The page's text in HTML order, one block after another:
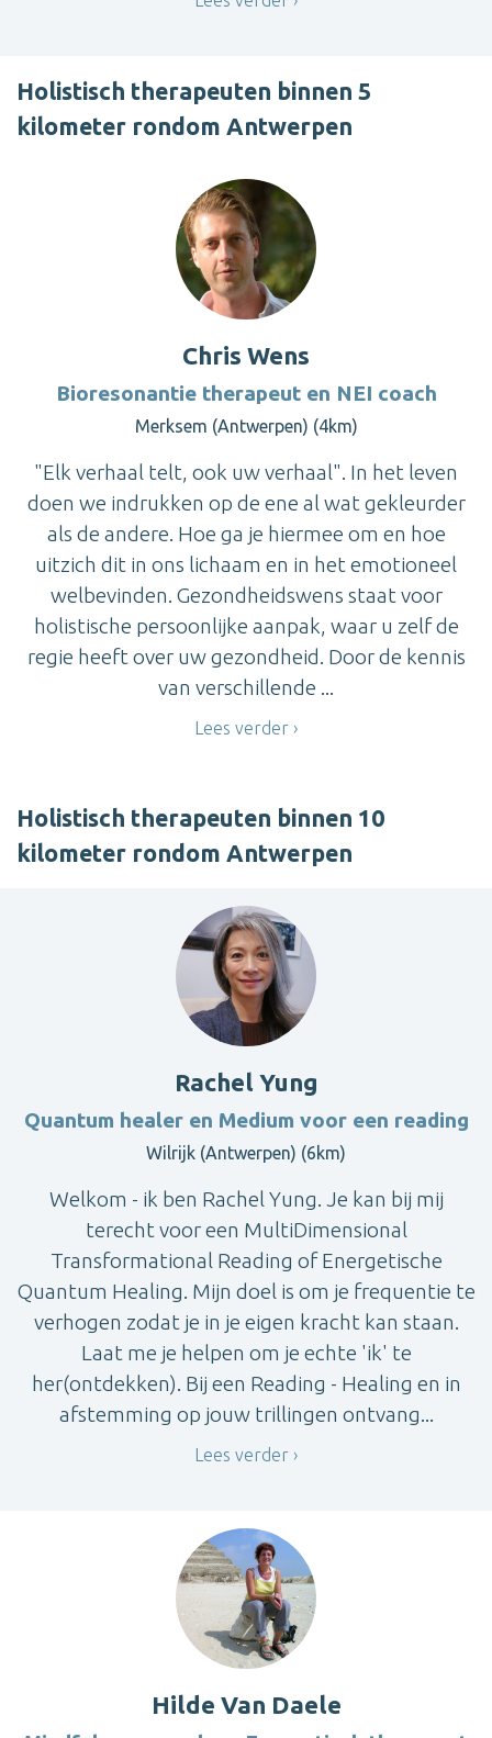
Holistisch therapeuten binnen 5
kilometer rondom Antwerpen
Chris Wens
Bioresonantie therapeut en NEI coach
Merksem (Antwerpen) (4km)
"Elk verhaal telt, ook uw verhaal". In het leven
doen we indrukken op de ene al wat gekleurder
als de andere. Hoe ga je hiermee om en hoe
uitzich dit in ons lichaam en in het emotioneel
welbevinden. Gezondheidswens staat voor
holistische persoonlijke aanpak, waar u zelf de
regie heeft over uw gezondheid. Door de kennis
van verschillende ...
Lees verder
Holistisch therapeuten binnen 10
kilometer rondom Antwerpen
Rachel Yung
Quantum healer en Medium voor een reading
Wilrijk (Antwerpen) (6km)
Welkom - ik ben Rachel Yung. Je kan bij mij
terecht voor een MultiDimensional
Transformational Reading of Energetische
Quantum Healing. Mijn doel is om je frequentie te
verhogen zodat je in je eigen kracht kan staan.
Laat me je helpen om je echte 'ik' te
her(ontdekken). Bij een Reading - Healing en in
afstemming op jouw trillingen ontvang...
Lees verder
Hilde Van Daele